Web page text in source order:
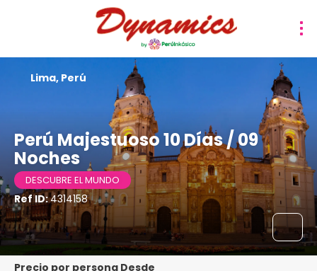
Perú Majestuoso 10 Días / 09
Noches
DESCUBRE EL MUNDO
Ref ID:4314158
Lima, Perú
precio por persona Desde